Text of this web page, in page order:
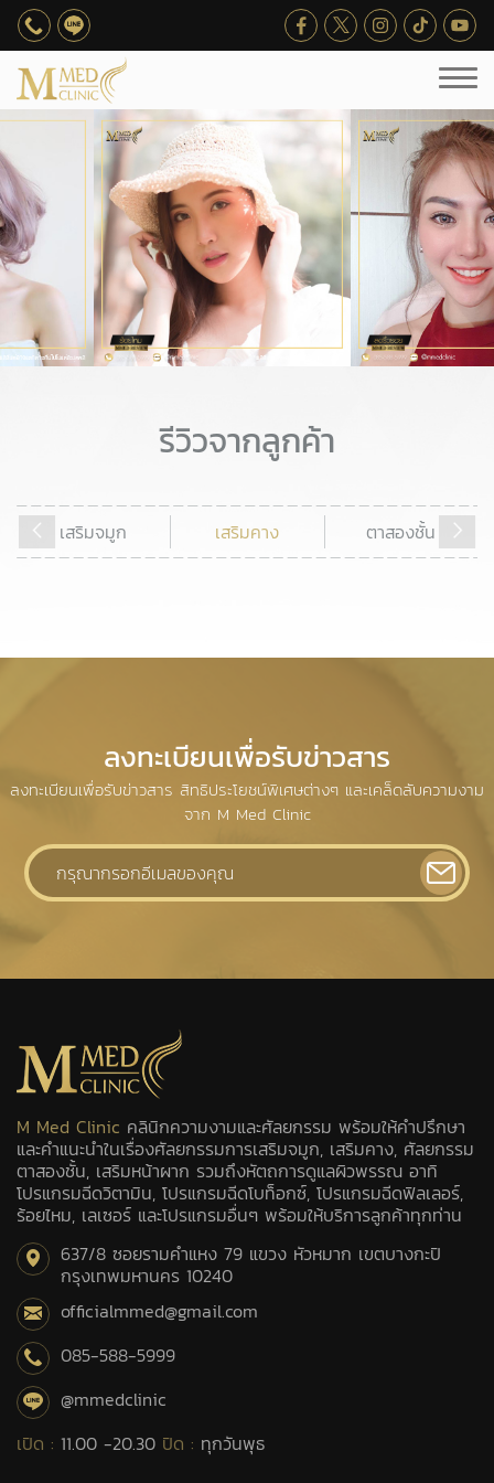
รีวิวจากลูกค้า
เสริมจมูก เสริมคาง ตาสองชั้น
ลงทะเบียนเพื่อรับข่าวสาร
ลงทะเบียนเพื่อรับข่าวสาร สิทธิประโยชน์พิเศษต่างๆ และเคล็ดลับความงาม
จาก M Med Clinic
M Med Clinic คลินิกความงามและศัลยกรรม พร้อมให้คำปรึกษา
และคำแนะนำในเรื่องศัลยกรรมการเสริมจมูก, เสริมคาง, ศัลยกรรม
ตาสองชั้น, เสริมหน้าผาก รวมถึงหัตถการดูแลผิวพรรณ อาทิ
โปรแกรมฉีดวิตามิน, โปรแกรมฉีดโบท็อกซ์, โปรแกรมฉีดฟิลเลอร์,
ร้อยไหม, เลเซอร์ และโปรแกรมอื่นๆ พร้อมให้บริการลูกค้าทุกท่าน
637/8 ซอยรามคำแหง 79 แขวง หัวหมาก เขตบางกะปิ
กรุงเทพมหานคร 10240
officialmmed@gmail.com
085-588-5999
@mmedclinic
เปิด : 11.00 -20.30 ปิด : ทุกวันพุธ